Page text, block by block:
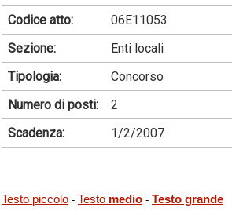
Codice atto:
06E11053
Sezione:
Enti locali
Tipologia:
Concorso
Numero di posti:
2
Scadenza:
1/2/2007
Testo piccolo - Testo medio - Testo grande